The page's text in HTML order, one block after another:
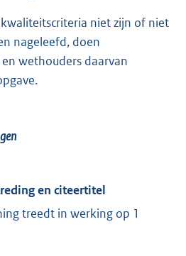
niet zijn of niet
nageleefd, doen
wethouders daarvan
en citeertitel
treedt in werking op 1